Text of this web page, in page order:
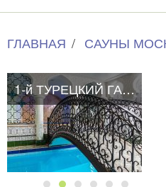
ГЛАВНАЯ САУНЫ
1-й ТУРЕЦКИЙ ГАМБИТ